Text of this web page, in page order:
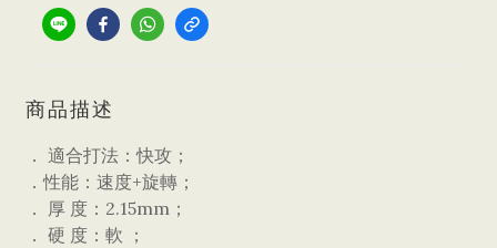
商品描述
． 適合打法：快攻；
．性能：速度+旋轉；
． 厚 度：2.15mm；
． 硬 度：軟 ；